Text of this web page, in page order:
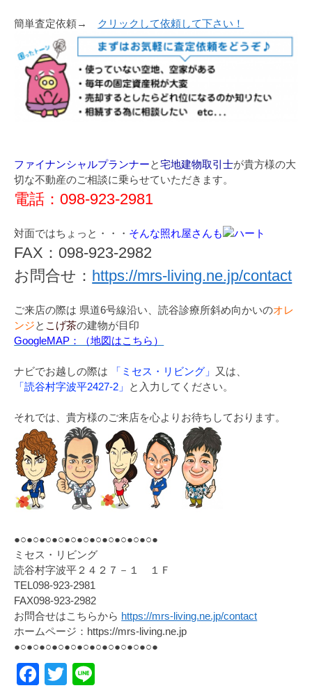
簡単査定依頼→ クリックして依頼して下さい！
ファイナンシャルプランナーと宅地建物取引士が貴方様の大
切な不動産のご相談に乗らせていただきます。
電話：098-923-2981
対面ではちょっと・・・ そんな照れ屋さんも
FAX：098-923-2982
お問合せ： https://mrs-living.ne.jp/contact
ご来店の際は 県道6号線沿い、読谷診療所斜め向かいのオレ
ンジと こげ茶の建物が目印
GoogleMAP：（地図はこちら）
ナビでお越しの際は 「ミセス・リビング」
又は、
「読谷村字波平2427-2」
と入力してください。
それでは、貴方様のご来店を心よりお待ちしております。
●○●○●○●○●○●○●○●○●○●○●○●
ミセス・リビング
読谷村字波平２４２７－１ １Ｆ
TEL098-923-2981
FAX098-923-2982
お問合せはこちらから https://mrs-living.ne.jp/contact
ホームページ：https://mrs-living.ne.jp
●○●○●○●○●○●○●○●○●○●○●○●
Facebook
Twitter